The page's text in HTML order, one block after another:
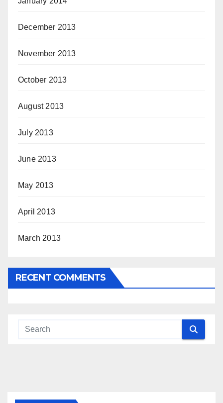
December 2013
November 2013
October 2013
August 2013
July 2013
June 2013
May 2013
April 2013
March 2013
RECENT COMMENTS